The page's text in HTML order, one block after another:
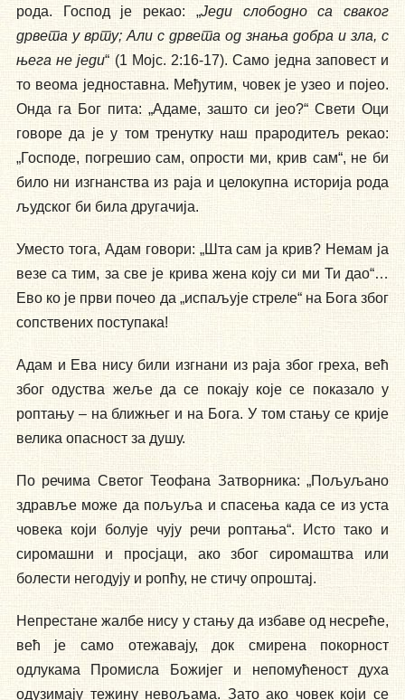
рода. Господ је рекао: „Једи слободно са сваког
дрвета у врту; Али с дрвета од знања добра и зла, с
њега не једи“ (1 Мојс. 2:16-17). Само једна заповест и
то веома једноставна. Међутим, човек је узео и појео.
Онда га Бог пита: „Адаме, зашто си јео?“ Свети Оци
говоре да је у том тренутку наш прародитељ рекао:
„Господе, погрешио сам, опрости ми, крив сам“, не би
било ни изгнанства из раја и целокупна историја рода
људског би била другачија.
Уместо тога, Адам говори: „Шта сам ја крив? Немам ја
везе са тим, за све је крива жена коју си ми Ти дао“…
Ево ко је први почео да „испаљује стреле“ на Бога због
сопствених поступака!
Адам и Ева нису били изгнани из раја због греха, већ
због одуства жеље да се покају које се показало у
роптању – на ближњег и на Бога. У том стању се крије
велика опасност за душу.
По речима Светог Теофана Затворника: „Пољуљано
здравље може да пољуља и спасења када се из уста
човека који болује чују речи роптања“. Исто тако и
сиромашни и просјаци, ако због сиромаштва или
болести негодују и ропћу, не стичу опроштај.
Непрестане жалбе нису у стању да избаве од несреће,
већ је само отежавају, док смирена покорност
одлукама Промисла Божијег и непомућеност духа
одузимају тежину невољама. Зато ако човек који се